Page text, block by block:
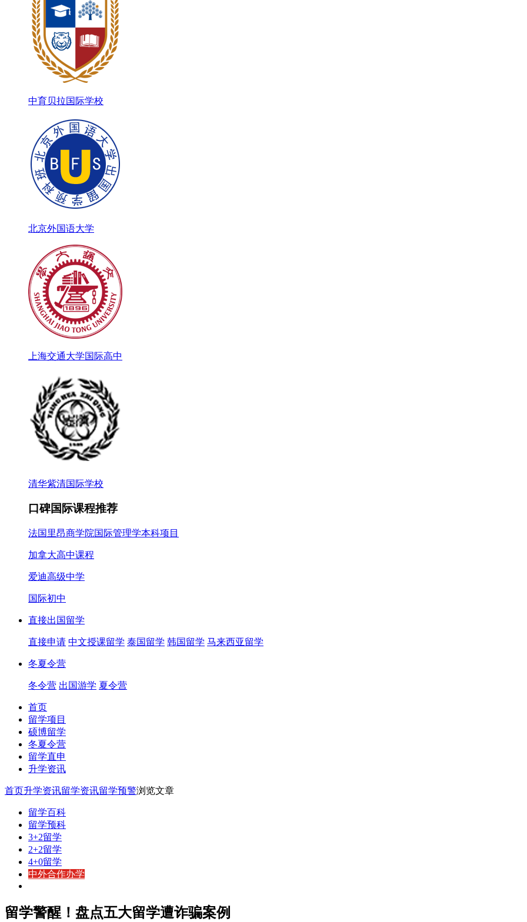
中育贝拉国际学校
北京外国语大学
上海交通大学国际高中
清华紫清国际学校
口碑国际课程推荐
法国里昂商学院国际管理学本科项目
加拿大高中课程
爱迪高级中学
国际初中
直接出国留学
直接申请 中文授课留学 泰国留学 韩国留学 马来西亚留学
冬夏令营
冬令营 出国游学 夏令营
首页
留学项目
硕博留学
冬夏令营
留学直申
升学资讯
首页升学资讯留学资讯留学预警浏览文章
留学百科
留学预科
3+2留学
2+2留学
4+0留学
中外合作办学
留学警醒！盘点五大留学遭诈骗案例